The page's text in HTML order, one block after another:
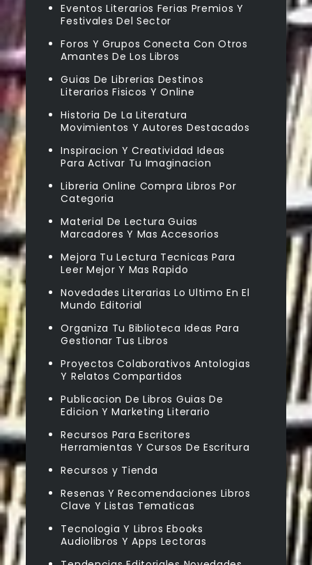
Eventos Literarios Ferias Premios Y
Festivales Del Sector
Foros Y Grupos Conecta Con Otros
Amantes De Los Libros
Guias De Librerias Destinos
Literarios Fisicos Y Online
Historia De La Literatura
Movimientos Y Autores Destacados
Inspiracion Y Creatividad Ideas
Para Activar Tu Imaginacion
Libreria Online Compra Libros Por
Categoria
Material De Lectura Guias
Marcadores Y Mas Accesorios
Mejora Tu Lectura Tecnicas Para
Leer Mejor Y Mas Rapido
Novedades Literarias Lo Ultimo En El
Mundo Editorial
Organiza Tu Biblioteca Ideas Para
Gestionar Tus Libros
Proyectos Colaborativos Antologias
Y Relatos Compartidos
Publicacion De Libros Guias De
Edicion Y Marketing Literario
Recursos Para Escritores
Herramientas Y Cursos De Escritura
Recursos y Tienda
Resenas Y Recomendaciones Libros
Clave Y Listas Tematicas
Tecnologia Y Libros Ebooks
Audiolibros Y Apps Lectoras